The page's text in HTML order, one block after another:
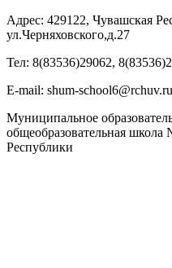
Адрес: 429122, Чувашская
ул.Черняховского,д.27
Тел: 8(83536)29062,
Е-mail: shum-school6@rchuv.ru
Муниципальное
общеобразовательная
Республики